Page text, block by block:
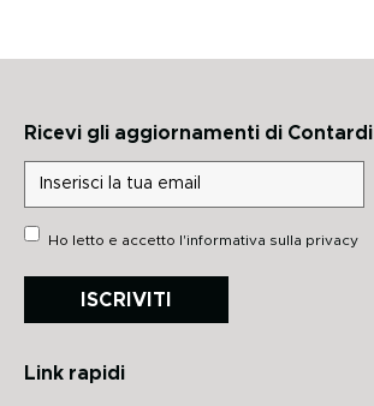
Ricevi gli aggiornamenti di Contardi
Ho letto e accetto l'informativa sulla privacy
ISCRIVITI
Link rapidi